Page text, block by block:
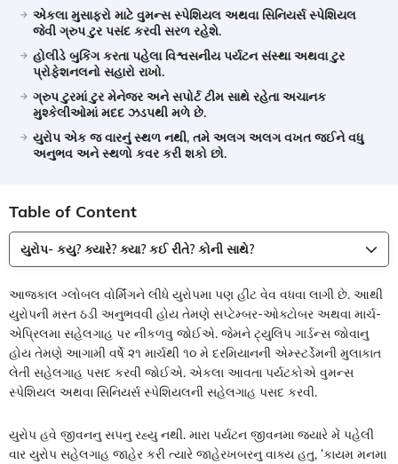
એકલા મુસાફરો માટે વુમન્સ સ્પેશિયલ અથવા સિનિયર્સ સ્પેશિયલ
જેવી ગ્રુપ ટુર પસંદ કરવી સરળ રહેશે.
હોલીડે બુકિંગ કરતા પહેલા વિશ્વસનીય પર્યટન સંસ્થા અથવા ટુર
પ્રોફેશનલનો સહારો રાખો.
ગ્રુપ ટુરમાં ટુર મેનેજર અને સપોર્ટ ટીમ સાથે રહેતા અચાનક
મુશ્કેલીઓમાં મદદ ઝડપથી મળે છે.
યુરોપ એક જ વારનું સ્થળ નથી, તમે અલગ અલગ વખત જઈને વધુ
અનુભવ અને સ્થળો કવર કરી શકો છો.
Table of Content
યુરોપ- કયુ? ક્યારે? ક્યા? કઈ રીતે? કોની સાથે?
આજકાલ ગ્લોબલ વોર્મિંગને લીધે યુરોપમા પણ હીટ વેવ વધવા લાગી છે. આથી
યુરોપની મસ્ત ઠડી અનુભવવી હોય તેમણે સપ્ટેમ્બર-ઓક્ટોબર અથવા માર્ચ-
એપ્રિલમા સહેલગાહ પર નીકળવુ જોઈએ. જેમને ટ્યુલિપ ગાર્ડન્સ જોવાનુ
હોય તેમણે આગામી વર્ષે ૨૧ માર્ચથી ૧૦ મે દરમિયાનની એમ્સ્ટર્ડેમની મુલાકાત
લેતી સહેલગાહ પસદ કરવી જોઈએ. એકલા આવતા પર્યટકોએ વુમન્સ
સ્પેશિયલ અથવા સિનિયર્સ સ્પેશિયલની સહેલગાહ પસદ કરવી.
યુરોપ હવે જીવનનુ સપનુ રહ્યુ નથી. મારા પર્યટન જીવનમા જ્યારે મેં પહેલી
વાર યુરોપ સહેલગાહ જાહેર કરી ત્યારે જાહેરખબરનુ વાક્ય હતુ, ‘કાયમ મનમા